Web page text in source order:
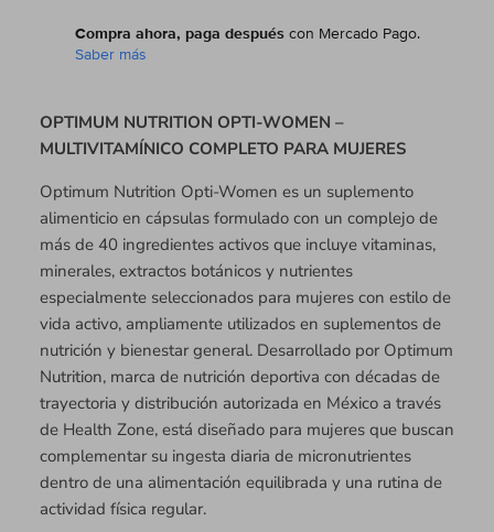
Compra ahora, paga después con Mercado Pago.
Saber más
OPTIMUM NUTRITION OPTI-WOMEN –
MULTIVITAMÍNICO COMPLETO PARA MUJERES
Optimum Nutrition Opti-Women es un suplemento
alimenticio en cápsulas formulado con un complejo de
más de 40 ingredientes activos que incluye vitaminas,
minerales, extractos botánicos y nutrientes
especialmente seleccionados para mujeres con estilo de
vida activo, ampliamente utilizados en suplementos de
nutrición y bienestar general. Desarrollado por Optimum
Nutrition, marca de nutrición deportiva con décadas de
trayectoria y distribución autorizada en México a través
de Health Zone, está diseñado para mujeres que buscan
complementar su ingesta diaria de micronutrientes
dentro de una alimentación equilibrada y una rutina de
actividad física regular.